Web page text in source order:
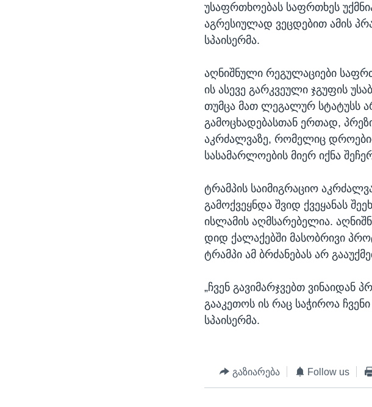
უსაფრთხოებას საფრთხეს
აგრესიულად ვეცდებით ამის
სპაისერმა.
აღნიშნული რეგულაციები
ის ასევე გარკვეული ჯგუფის
თუმცა მათ ლეგალურ სტატუსს
გამოცხადებასთან ერთად,
აკრძალვაზე, რომელიც
სასამარლოების მიერ იქნა
ტრამპის საიმიგრაციო
გამოქვეყნდა შვიდ ქვეყანას
ისლამის აღმსარებელია.
დიდ ქალაქებში მასობრივი
ტრამპი ამ ბრძანებას არ
„ჩვენ გავიმარჯვებთ ვინაიდან
გააკეთოს ის რაც საჭიროა
სპაისერმა.
გაზიარება Follow us